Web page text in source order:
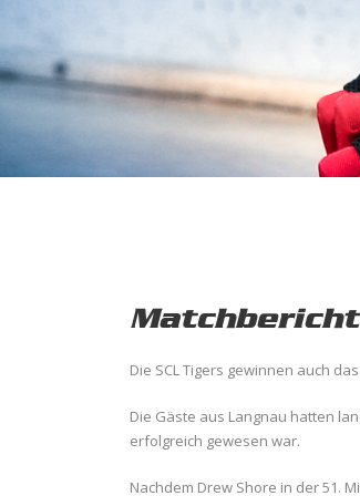
Die SCL Tigers gewinnen auch
Die Gäste aus Langnau hatten
erfolgreich gewesen war.
Nachdem Drew Shore in der 51.